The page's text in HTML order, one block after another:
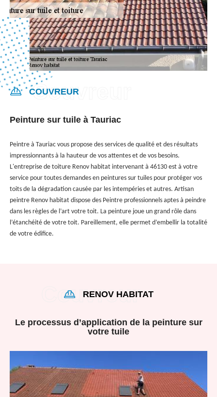
COUVREUR
Peinture sur tuile à Tauriac
Peintre à Tauriac vous propose des services de qualité et des résultats
impressionnants à la hauteur de vos attentes et de vos besoins.
L'entreprise de toiture Renov habitat intervenant à 46130 est à votre
service pour toutes demandes en peintures sur tuiles pour protéger vos
toits de la dégradation causée par les intempéries et autres. Artisan
peintre Renov habitat dispose des Peintre professionnels aptes à peindre
dans les règles de l’art votre toit. La peinture joue un grand rôle dans
l’étanchéité de votre toit. Pareillement, elle permet d’embellir la totalité
de votre édifice.
RENOV HABITAT
Le processus d’application de la peinture sur
votre tuile